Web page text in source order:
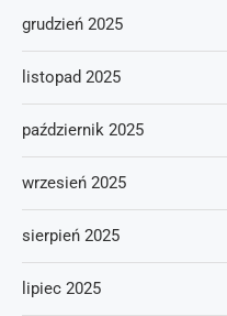
grudzień 2025
listopad 2025
październik 2025
wrzesień 2025
sierpień 2025
lipiec 2025